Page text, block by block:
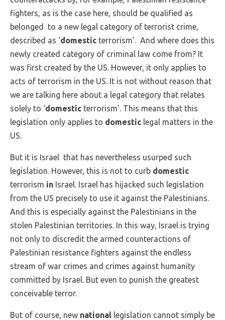
fighters, as is the case here, should be qualified as
belonged to a new legal category of terrorist crime,
described as ‘domestic terrorism’. And where does this
newly created category of criminal law come from? It
was first created by the US. However, it only applies to
acts of terrorism in the US. It is not without reason that
we are talking here about a legal category that relates
solely to ‘domestic terrorism’. This means that this
legislation only applies to domestic legal matters in the
US.
But it is Israel that has nevertheless usurped such
legislation. However, this is not to curb domestic
terrorism in Israel. Israel has hijacked such legislation
from the US precisely to use it against the Palestinians.
And this is especially against the Palestinians in the
stolen Palestinian territories. In this way, Israel is trying
not only to discredit the armed counteractions of
Palestinian resistance fighters against the endless
stream of war crimes and crimes against humanity
committed by Israel. But even to punish the greatest
conceivable terror.
But of course, new national legislation cannot simply be